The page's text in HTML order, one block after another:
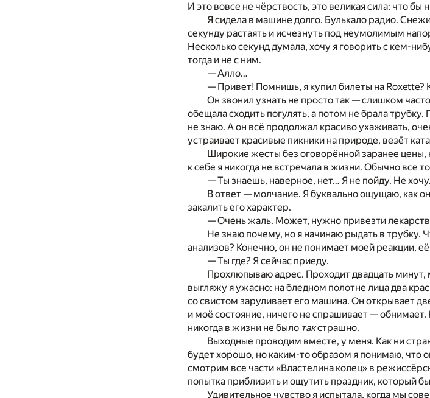
И это вовсе не чёрствость, это великая сила: что
Я сидела в машине долго. Булькало радио.
секунду растаять и исчезнуть под неумолимым
Несколько секунд думала, хочу я говорить с кем-
тогда и не с ним.
— Алло…
— Привет! Помнишь, я купил билеты на Roxette?
Он звонил узнать не просто так — слишком
обещала сходить погулять, а потом не брала
не знаю. А он всё продолжал красиво ухаживать,
устраивает красивые пикники на природе, везёт
Широкие жесты без оговорённой заранее цены,
к себе я никогда не встречала в жизни. Обычно все
— Ты знаешь, наверное, нет… Я не пойду. Не
В ответ — молчание. Я буквально ощущаю, как
закалить его характер.
— Очень жаль. Может, нужно привезти
Не знаю почему, но я начинаю рыдать в трубку.
анализов? Конечно, он не понимает моей реакции,
— Ты где? Я сейчас приеду.
Прохлюпываю адрес. Проходит двадцать минут,
выгляжу я ужасно: на бледном полотне лица два
со свистом заруливает его машина. Он открывает
и моё состояние, ничего не спрашивает —
никогда в жизни не было такстрашно.
Выходные проводим вместе, у меня. Как ни
будет хорошо, но каким-то образом я понимаю, что
смотрим все части «Властелина колец» в
попытка приблизить и ощутить праздник, который
Удивительное чувство я испытала, когда мы